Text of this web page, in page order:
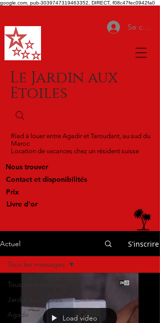
google.com, pub-3039747319463352, DIRECT, f08c47fec0942fa0
Se
Le Jardin aux
Etoiles
Riad à louer entre Agadir et Taroudant, au sud du
Maroc
Location de vacances chez un résident suisse
Nous trouver
Contact et disponibilités
Prix
Livre d'or
Actuel S'inscrire
Tous les messages
Jardin aux Etoiles
Agadir
Tous les messages
Load video